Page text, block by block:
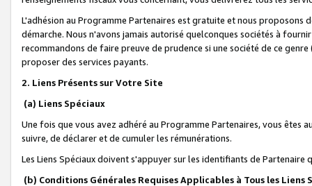
L'adhésion au Programme Partenaires est gratuite et nous proposons
démarche. Nous n'avons jamais autorisé quelconques sociétés à
recommandons de faire preuve de prudence si une société de ce
proposer des services payants.
2. Liens Présents sur Votre Site
(a) Liens Spéciaux
Une fois que vous avez adhéré au Programme Partenaires, vous êtes
suivre, de déclarer et de cumuler les rémunérations.
Les Liens Spéciaux doivent s'appuyer sur les identifiants de Partenaire
(b) Conditions Générales Requises Applicables à Tous les Liens